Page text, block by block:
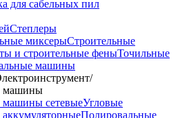
для сабельных пил
Степлеры
миксерыСтроительные
и строительные феныТочильные
машины
/
машины
сетевыеУгловые
Полировальные